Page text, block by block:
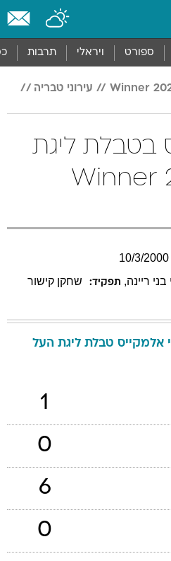
ספורט ויראלי תרבות
עירוני טבריה
בטבלת ליגת
העל 2025/26 Winner
10/3/2000
ריינה, תפקיד: שחקן קישור
אלמקייס טבלת ליגת העל
1
0
6
0